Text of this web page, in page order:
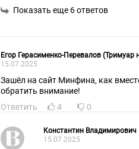
Показать еще 6 ответов
Егор Герасименко-Перевалов (Тримуар
15.07.2025
Зашёл на сайт Минфина, как
обратить внимание!
Ответить
4 0
Константин Владимирович
15.07.2025